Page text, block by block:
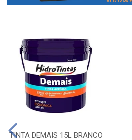
TINTA DEMAIS 15L BRANCO